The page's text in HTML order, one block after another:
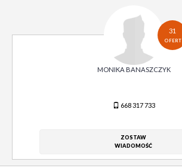
31
OFERT
MONIKA BANASZCZYK
668 317 733
ZOSTAW
WIADOMOŚĆ